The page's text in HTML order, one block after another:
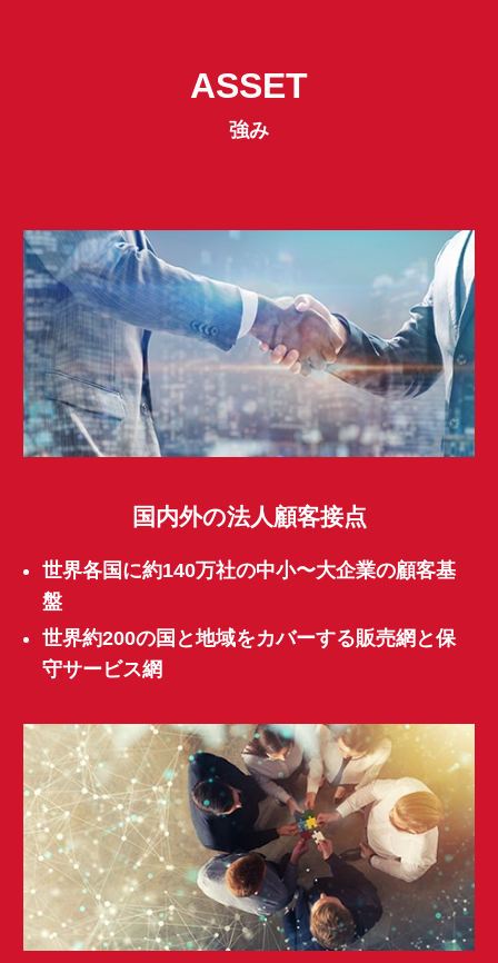
ASSET
ASSET
強み
強み
国内外の法人顧客接点
世界各国に約140万社の中小〜大企業の顧客基
盤
世界約200の国と地域をカバーする販売網と保
守サービス網